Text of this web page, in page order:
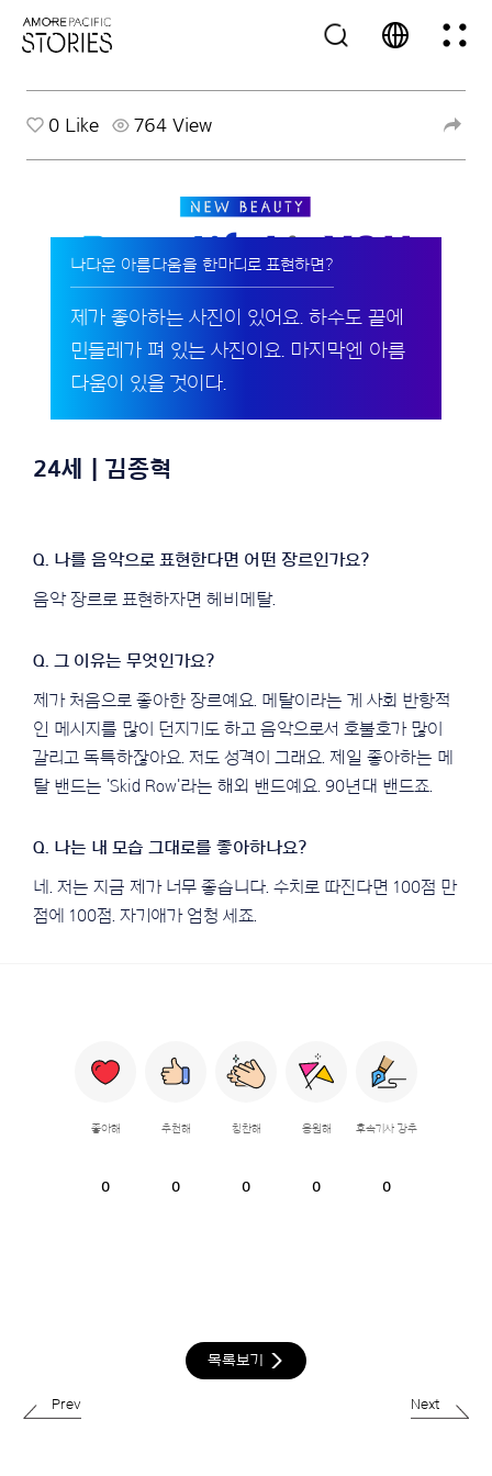
0 Like 764 View
나다운 아름다움을 한마디로 표현하면?
제가 좋아하는 사진이 있어요. 하수도 끝에
민들레가 펴 있는 사진이요. 마지막엔 아름
다움이 있을 것이다.
24세 | 김종혁
음악 장르로 표현하자면 헤비메탈.
제가 처음으로 좋아한 장르예요. 메탈이라는 게 사회 반항적
인 메시지를 많이 던지기도 하고 음악으로서 호불호가 많이
갈리고 독특하잖아요. 저도 성격이 그래요. 제일 좋아하는 메
탈 밴드는 'Skid Row'라는 해외 밴드예요. 90년대 밴드죠.
네. 저는 지금 제가 너무 좋습니다. 수치로 따진다면 100점 만
점에 100점. 자기애가 엄청 세죠.
좋아해
0
추천해
0
칭찬해
0
응원해
0
후속기사 강추
0
목록보기
Prev Next